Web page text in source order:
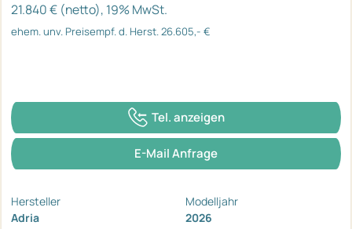
21.840 € (netto), 19% MwSt.
ehem. unv. Preisempf. d. Herst. 26.605,- €
Tel. anzeigen
E-Mail Anfrage
Hersteller
Adria
Modelljahr
2026